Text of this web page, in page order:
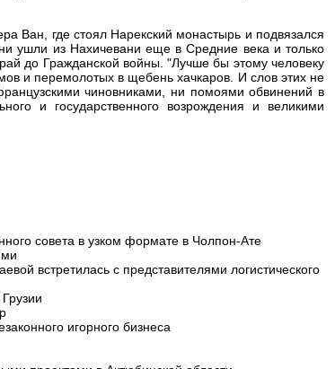
Ван, где стоял Нарекский монастырь и подвязался
ушли из Нахичевани еще в Средние века и только
до Гражданской войны. "Лучше бы этому человеку
и перемолотых в щебень хачкаров. И слов этих не
чиновниками, ни помоями обвинений в
и государственного возрождения и великими
совета в узком формате в Чолпон-Ате
встретилась с представителями логистического
игорного бизнеса